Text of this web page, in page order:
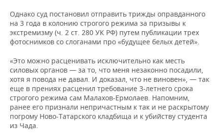
Однако суд постановил отправить трижды оправданного
на 3 года в колонию строгого режима за призывы к
экстремизму (ч. 2 ст. 280 УК РФ) путем публикации трех
фотоснимков со слоганами про «будущее белых детей».
«Это можно расценивать исключительно как месть
силовых органов — за то, что меня незаконно посадили,
хотя я повода не давал. И доказал, что не виновен», — так
еще в прениях расценил требование 3-летнего срока
строгого режима сам Малахов-Ермолаев. Напомним,
ранее его признали непричастным к так и не раскрытому
погрому Ново-Татарского кладбища и к убийству студента
из Чада.